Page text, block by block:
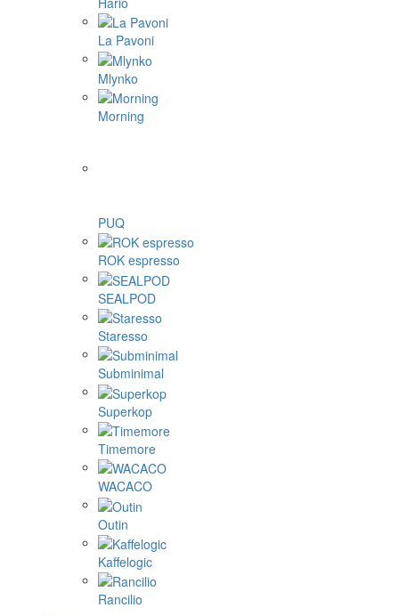
La Pavoni
Mlynko
Morning
PUQ
ROK espresso
SEALPOD
Staresso
Subminimal
Superkop
Timemore
WACACO
Outin
Kaffelogic
Rancilio